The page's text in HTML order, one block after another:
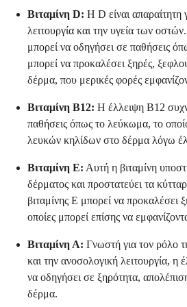
Βιταμίνη D: Η D είναι απαραίτητη
λειτουργία και την υγεία των
μπορεί να οδηγήσει σε παθήσεις
μπορεί να προκαλέσει ξηρές,
δέρμα, που μερικές φορές
Βιταμίνη Β12: Η έλλειψη Β12
παθήσεις όπως το λεύκωμα, το
λευκών κηλίδων στο δέρμα λόγω
Βιταμίνη Ε: Αυτή η βιταμίνη
δέρματος και προστατεύει τα
βιταμίνης Ε μπορεί να προκαλέσει
οποίες μπορεί επίσης να
Βιταμίνη Α: Γνωστή για τον ρόλο
και την ανοσολογική λειτουργία, η
να οδηγήσει σε ξηρότητα,
δέρμα.